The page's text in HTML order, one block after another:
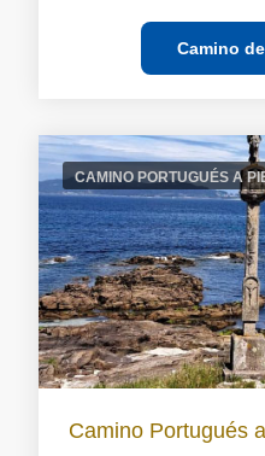
Camino
CAMINO PORTUGUÉS A
Camino Portugués